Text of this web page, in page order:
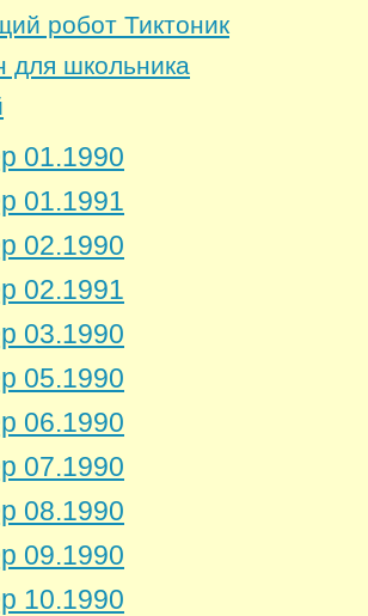
робот Тиктоник
для школьника
01.1990
01.1991
02.1990
02.1991
03.1990
05.1990
06.1990
07.1990
08.1990
09.1990
10.1990